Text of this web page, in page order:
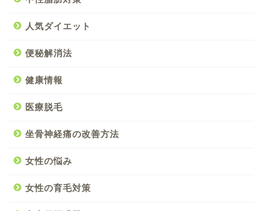
人気ダイエット
便秘解消法
健康情報
医療脱毛
坐骨神経痛の改善方法
女性の悩み
女性の育毛対策